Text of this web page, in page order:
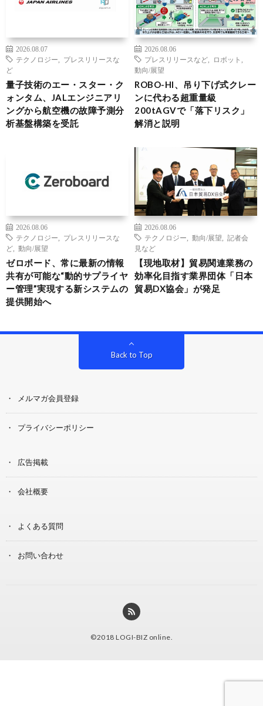
2026.08.07
テクノロジー
プレスリリースな
ど
量子技術のエー・スター・ク
ォンタム、JALエンジニアリ
ングから航空機の故障予測分
析基盤構築を受託
2026.08.06
プレスリリースなど
ロボット
動向/展望
ROBO-HI、吊り下げ式クレー
ンに代わる超重量級
200tAGVで「落下リスク」
解消と説明
2026.08.06
テクノロジー
プレスリリースな
ど
動向/展望
ゼロボード、常に最新の情報
共有が可能な“動的サプライヤ
ー管理”実現する新システムの
提供開始へ
2026.08.06
テクノロジー
動向/展望
記者会
見など
【現地取材】貿易関連業務の
効率化目指す業界団体「日本
貿易DX協会」が発足
Back to Top
メルマガ会員登録
プライバシーポリシー
広告掲載
会社概要
よくある質問
お問い合わせ
©2018 LOGI-BIZ online.